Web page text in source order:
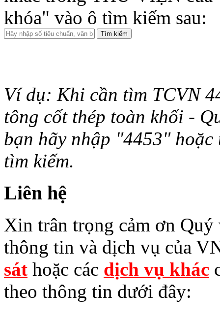
khóa" vào ô tìm kiếm sau:
Ví dụ: Khi cần tìm TCVN
tông cốt thép toàn khối -
bạn hãy nhập "4453"
tìm kiếm.
Liên hệ
Xin trân trọng cảm ơn
thông tin và dịch vụ của
sát hoặc các dịch vụ khác
theo thông tin dưới đây: